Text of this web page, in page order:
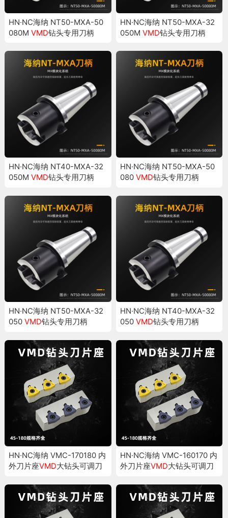
HN·NC海纳 NT50-MXA-50
080MVMD钻头专用刀柄
HN·NC海纳 NT50-MXA-32
050M VMD钻头专用刀柄
HN·NC海纳 NT40-MXA-32
050MVMD钻头专用刀柄
HN·NC海纳 NT50-MXA-50
080 VMD钻头专用刀柄
HN·NC海纳 NT50-MXA-32
050VMD钻头专用刀柄
HN·NC海纳 NT40-MXA-32
050 VMD钻头专用刀柄
HN·NC海纳 VMC-170180 内
外刀片座VMD大钻头可调刀
HN·NC海纳 VMC-160170 内
外刀片座VMD大钻头可调刀